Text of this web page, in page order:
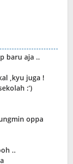
baru aja ..
,kyu juga !
:’)
oppa
..